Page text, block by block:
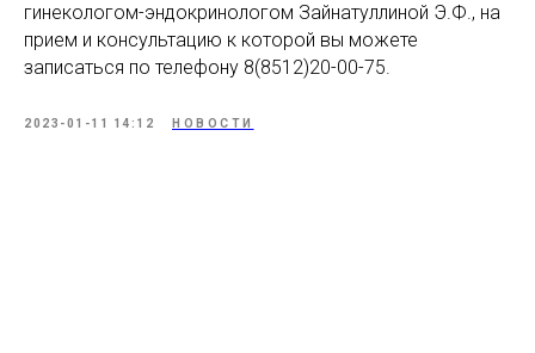
гинекологом-эндокринологом Зайнатуллиной Э.Ф., на
прием и консультацию к которой вы можете
записаться по телефону 8(8512)20-00-75.
2023-01-11 14:12 НОВОСТИ